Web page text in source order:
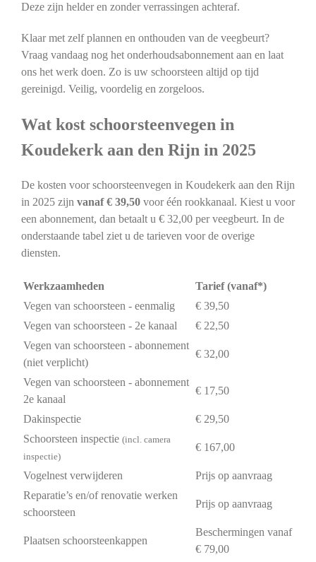
Deze zijn helder en zonder verrassingen achteraf.
Klaar met zelf plannen en onthouden van de veegbeurt?
Vraag vandaag nog het onderhoudsabonnement aan en laat
ons het werk doen. Zo is uw schoorsteen altijd op tijd
gereinigd. Veilig, voordelig en zorgeloos.
Wat kost schoorsteenvegen in
Koudekerk aan den Rijn in 2025
De kosten voor schoorsteenvegen in Koudekerk aan den Rijn
in 2025 zijn vanaf € 39,50voor één rookkanaal. Kiest u voor
een abonnement, dan betaalt u € 32,00 per veegbeurt. In de
onderstaande tabel ziet u de tarieven voor de overige
diensten.
Werkzaamheden
Tarief (vanaf*)
Vegen van schoorsteen - eenmalig
€ 39,50
Vegen van schoorsteen - 2e kanaal
€ 22,50
Vegen van schoorsteen - abonnement
(niet verplicht)
€ 32,00
Vegen van schoorsteen - abonnement
2e kanaal
€ 17,50
Dakinspectie
€ 29,50
Schoorsteen inspectie (incl. camera
inspectie)
€ 167,00
Vogelnest verwijderen
Prijs op aanvraag
Reparatie’s en/of renovatie werken
schoorsteen
Prijs op aanvraag
Plaatsen schoorsteenkappen
Beschermingen vanaf
€ 79,00